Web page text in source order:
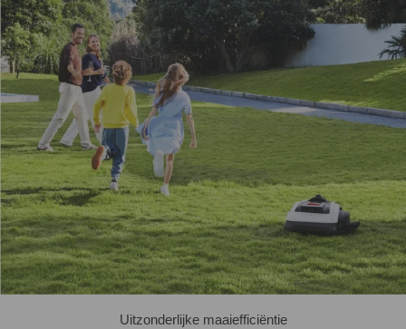
Uitzonderlijke maaiefficiëntie